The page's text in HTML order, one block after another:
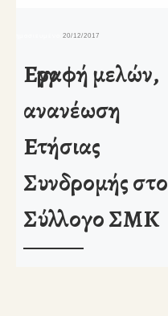
δημοσιευμένο20/12/2017
Εγγραφή μελών,
ανανέωση
Ετήσιας
Συνδρομής στο
Σύλλογο ΣΜΚ